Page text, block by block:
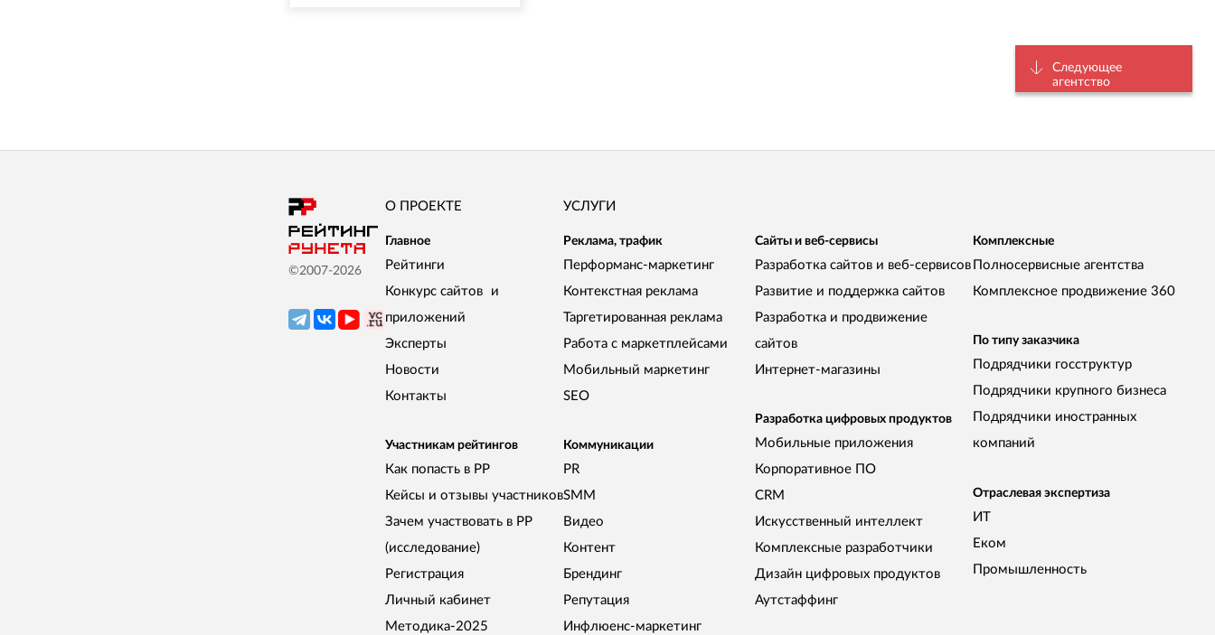
Следующее
агентство
©2007-2026
О ПРОЕКТЕ
Главное
Рейтинги
Конкурс сайтов и
приложений
Эксперты
Новости
Контакты
Участникам рейтингов
Как попасть в РР
Кейсы и отзывы участников
Зачем участвовать в РР
(исследование)
Регистрация
Личный кабинет
Методика-2025
УСЛУГИ
Реклама, трафик
Перформанс-маркетинг
Контекстная реклама
Таргетированная реклама
Работа с маркетплейсами
Мобильный маркетинг
SEO
Коммуникации
PR
SMM
Видео
Контент
Брендинг
Репутация
Инфлюенс-маркетинг
Сайты и веб-сервисы
Разработка сайтов и веб-сервисов
Развитие и поддержка сайтов
Разработка и продвижение
сайтов
Интернет-магазины
Разработка цифровых продуктов
Мобильные приложения
Корпоративное ПО
CRM
Искусственный интеллект
Комплексные разработчики
Дизайн цифровых продуктов
Аутстаффинг
Комплексные
Полносервисные агентства
Комплексное продвижение 360
По типу заказчика
Подрядчики госструктур
Подрядчики крупного бизнеса
Подрядчики иностранных
компаний
Отраслевая экспертиза
ИТ
Еком
Промышленность